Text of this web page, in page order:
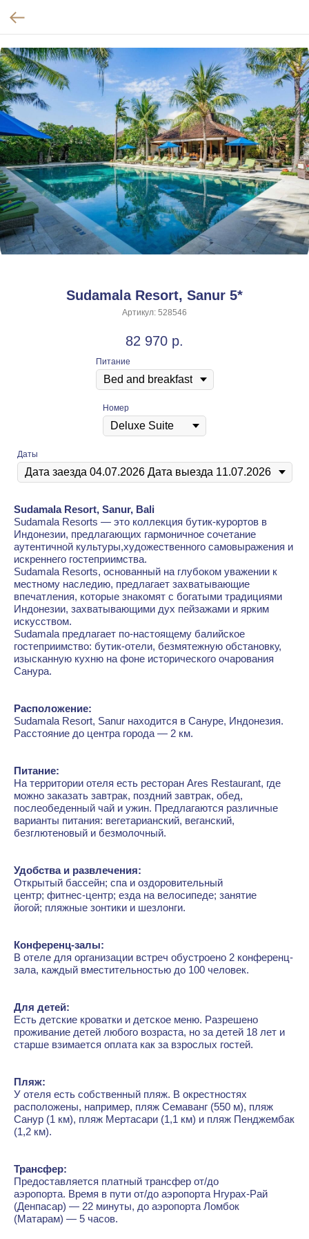
Sudamala Resort, Sanur 5*
Артикул: 528546
82 970 р.
Питание
Номер
Даты
Sudamala Resort, Sanur, Bali
Sudamala Resorts — это коллекция бутик-курортов в
Индонезии, предлагающих гармоничное сочетание
аутентичной культуры,художественного самовыражения и
искреннего гостеприимства.
Sudamala Resorts, основанный на глубоком уважении к
местному наследию, предлагает захватывающие
впечатления, которые знакомят с богатыми традициями
Индонезии, захватывающими дух пейзажами и ярким
искусством.
Sudamala предлагает по-настоящему балийское
гостеприимство: бутик-отели, безмятежную обстановку,
изысканную кухню на фоне исторического очарования
Санура.
Расположение:
Sudamala Resort, Sanur находится в Сануре, Индонезия.
Расстояние до центра города — 2 км.
Питание:
На территории отеля есть ресторан Ares Restaurant, где
можно заказать завтрак, поздний завтрак, обед,
послеобеденный чай и ужин. Предлагаются различные
варианты питания: вегетарианский, веганский,
безглютеновый и безмолочный.
Удобства и развлечения:
Открытый бассейн; спа и оздоровительный
центр; фитнес-центр; езда на велосипеде; занятие
йогой; пляжные зонтики и шезлонги.
Конференц-залы:
В отеле для организации встреч обустроено 2 конференц-
зала, каждый вместительностью до 100 человек.
Для детей:
Есть детские кроватки и детское меню. Разрешено
проживание детей любого возраста, но за детей 18 лет и
старше взимается оплата как за взрослых гостей.
Пляж:
У отеля есть собственный пляж. В окрестностях
расположены, например, пляж Семаванг (550 м), пляж
Санур (1 км), пляж Мертасари (1,1 км) и пляж Пенджембак
(1,2 км).
Трансфер:
Предоставляется платный трансфер от/до
аэропорта. Время в пути от/до аэропорта Нгурах-Рай
(Денпасар) — 22 минуты, до аэропорта Ломбок
(Матарам) — 5 часов.